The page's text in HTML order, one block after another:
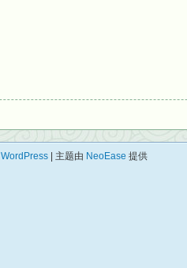
WordPress | 主题由 NeoEase 提供